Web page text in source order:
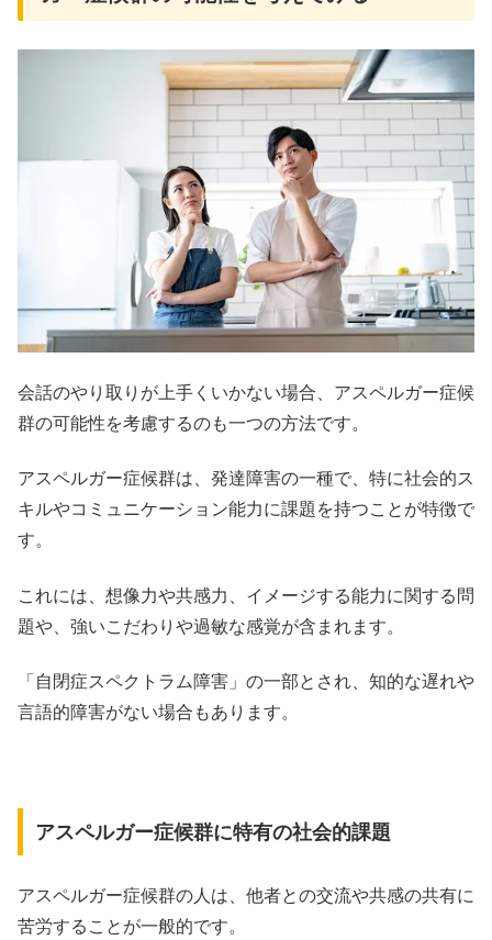
会話のやり取りが上手くいかない場合、アスペルガー症候
群の可能性を考慮するのも一つの方法です。
アスペルガー症候群は、発達障害の一種で、特に社会的ス
キルやコミュニケーション能力に課題を持つことが特徴で
す。
これには、想像力や共感力、イメージする能力に関する問
題や、強いこだわりや過敏な感覚が含まれます。
「自閉症スペクトラム障害」の一部とされ、知的な遅れや
言語的障害がない場合もあります。
アスペルガー症候群に特有の社会的課題
アスペルガー症候群の人は、他者との交流や共感の共有に
苦労することが一般的です。